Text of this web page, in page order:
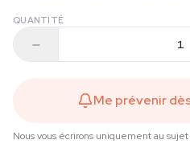
QUANTITÉ
Me prévenir
Nous vous écrirons uniquement au